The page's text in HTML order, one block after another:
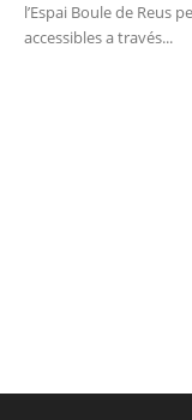
l’Espai Boule de Reus
accessibles a través...